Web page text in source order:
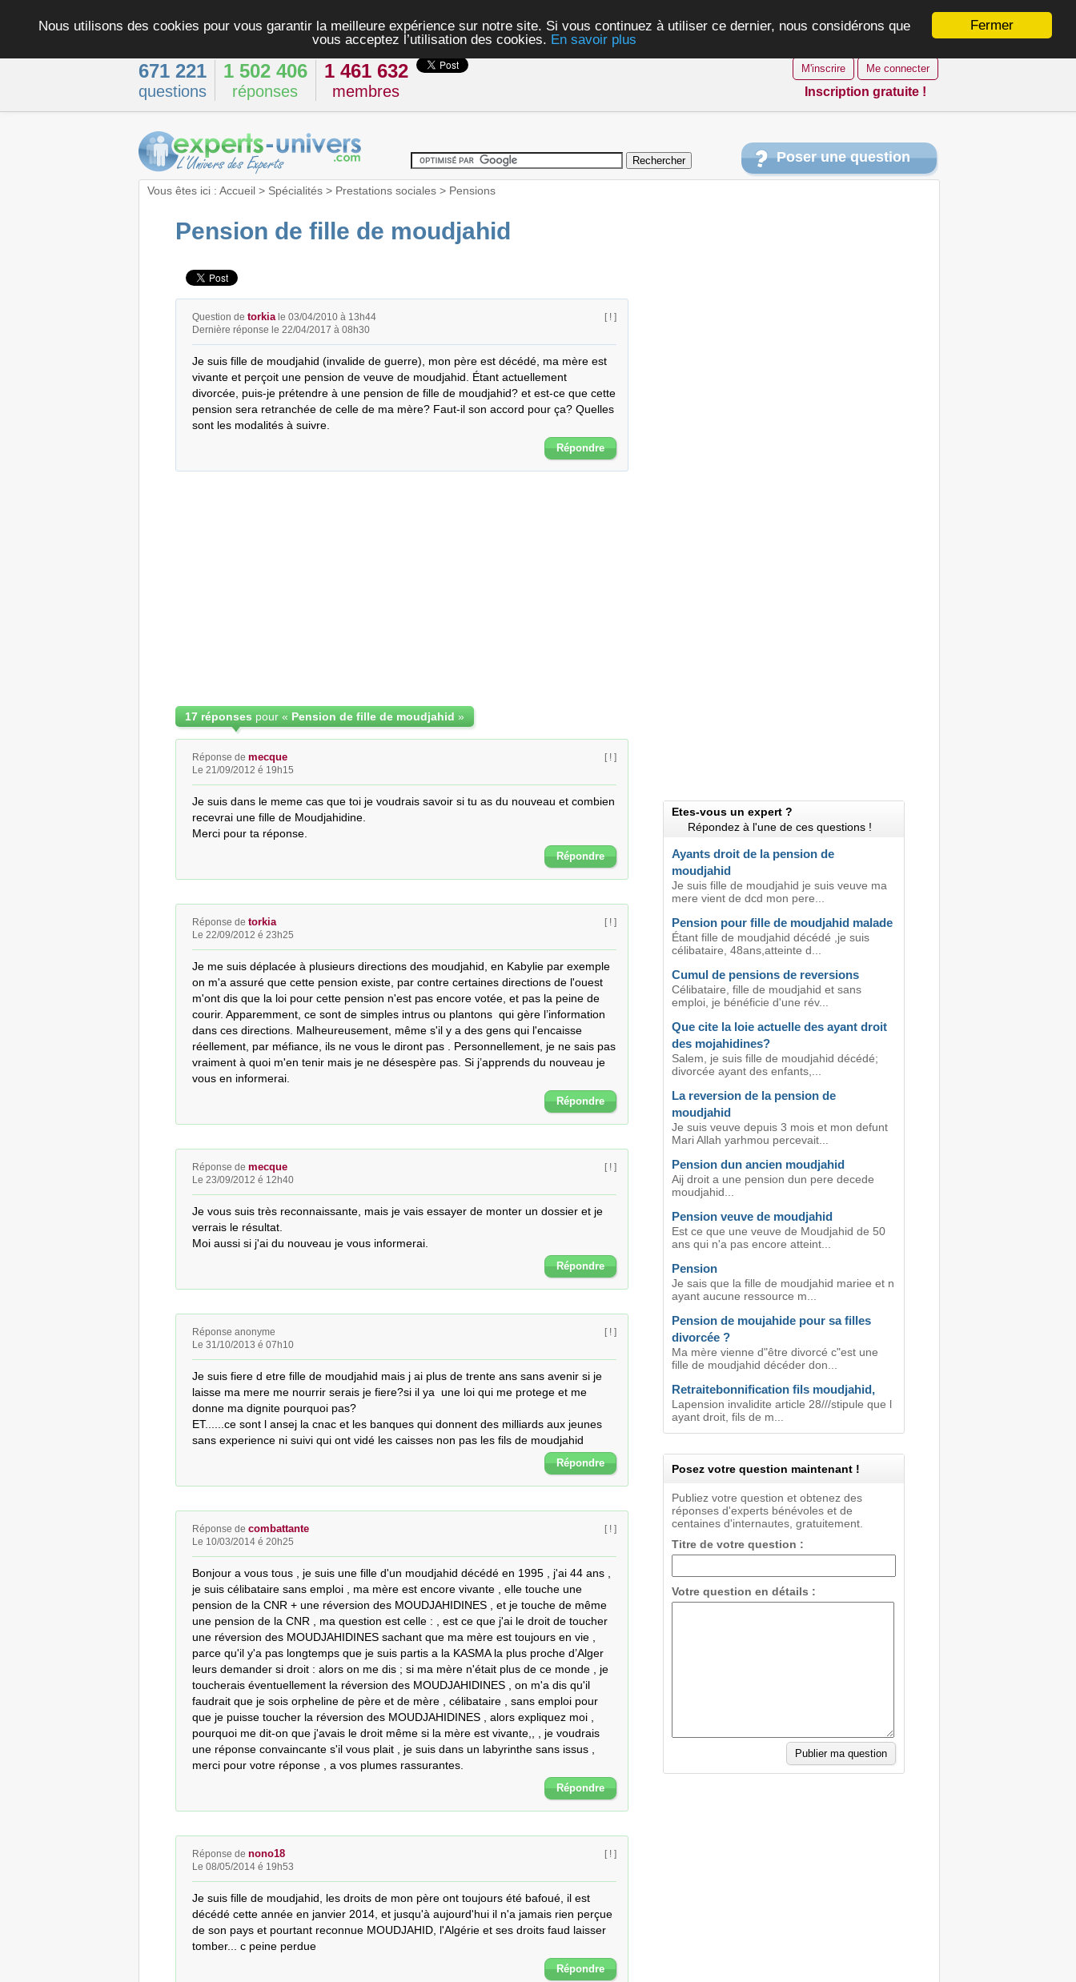
Fermer
Nous utilisons des cookies pour vous garantir la meilleure expérience sur notre site. Si vous continuez à utiliser ce dernier, nous considérons que
vous acceptez l’utilisation des cookies. En savoir plus
671 221
questions
1 502 406
réponses
1 461 632
membres
M'inscrire Me connecter
Inscription gratuite !
Poser une question
Vous êtes ici : Accueil> Spécialités> Prestations sociales> Pensions
Pension de fille de moudjahid
Question de torkiale 03/04/2010 à 13h44
Dernière réponse le 22/04/2017 à 08h30
[ ! ]
Je suis fille de moudjahid (invalide de guerre), mon père est décédé, ma mère est
vivante et perçoit une pension de veuve de moudjahid. Étant actuellement
divorcée, puis-je prétendre à une pension de fille de moudjahid? et est-ce que cette
pension sera retranchée de celle de ma mère? Faut-il son accord pour ça? Quelles
sont les modalités à suivre.
Répondre
17 réponses pour « Pension de fille de moudjahid »
Réponse de mecque
Le 21/09/2012 é 19h15
[ ! ]
Je suis dans le meme cas que toi je voudrais savoir si tu as du nouveau et combien
recevrai une fille de Moudjahidine.
Merci pour ta réponse.
Répondre
Réponse de torkia
Le 22/09/2012 é 23h25
[ ! ]
Je me suis déplacée à plusieurs directions des moudjahid, en Kabylie par exemple
on m'a assuré que cette pension existe, par contre certaines directions de l'ouest
m'ont dis que la loi pour cette pension n'est pas encore votée, et pas la peine de
courir. Apparemment, ce sont de simples intrus ou plantons  qui gère l’information
dans ces directions. Malheureusement, même s'il y a des gens qui l'encaisse
réellement, par méfiance, ils ne vous le diront pas . Personnellement, je ne sais pas
vraiment à quoi m'en tenir mais je ne désespère pas. Si j’apprends du nouveau je
vous en informerai.
Répondre
Réponse de mecque
Le 23/09/2012 é 12h40
[ ! ]
Je vous suis très reconnaissante, mais je vais essayer de monter un dossier et je
verrais le résultat.
Moi aussi si j'ai du nouveau je vous informerai.
Répondre
Réponse anonyme
Le 31/10/2013 é 07h10
[ ! ]
Je suis fiere d etre fille de moudjahid mais j ai plus de trente ans sans avenir si je
laisse ma mere me nourrir serais je fiere?si il ya  une loi qui me protege et me
donne ma dignite pourquoi pas?
ET......ce sont l ansej la cnac et les banques qui donnent des milliards aux jeunes
sans experience ni suivi qui ont vidé les caisses non pas les fils de moudjahid
Répondre
Réponse de combattante
Le 10/03/2014 é 20h25
[ ! ]
Bonjour a vous tous , je suis une fille d'un moudjahid décédé en 1995 , j'ai 44 ans ,
je suis célibataire sans emploi , ma mère est encore vivante , elle touche une
pension de la CNR + une réversion des MOUDJAHIDINES , et je touche de même
une pension de la CNR , ma question est celle : , est ce que j'ai le droit de toucher
une réversion des MOUDJAHIDINES sachant que ma mère est toujours en vie ,
parce qu'il y'a pas longtemps que je suis partis a la KASMA la plus proche d’Alger
leurs demander si droit : alors on me dis ; si ma mère n'était plus de ce monde , je
toucherais éventuellement la réversion des MOUDJAHIDINES , on m'a dis qu'il
faudrait que je sois orpheline de père et de mère , célibataire , sans emploi pour
que je puisse toucher la réversion des MOUDJAHIDINES , alors expliquez moi ,
pourquoi me dit-on que j'avais le droit même si la mère est vivante,, , je voudrais
une réponse convaincante s'il vous plait , je suis dans un labyrinthe sans issus ,
merci pour votre réponse , a vos plumes rassurantes.
Répondre
Réponse de nono18
Le 08/05/2014 é 19h53
[ ! ]
Je suis fille de moudjahid, les droits de mon père ont toujours été bafoué, il est
décédé cette année en janvier 2014, et jusqu'à aujourd'hui il n'a jamais rien perçue
de son pays et pourtant reconnue MOUDJAHID, l'Algérie et ses droits faud laisser
tomber... c peine perdue
Répondre
Etes-vous un expert ?
Répondez à l'une de ces questions !
Ayants droit de la pension de
moudjahid
Je suis fille de moudjahid je suis veuve ma
mere vient de dcd mon pere...
Pension pour fille de moudjahid malade
Étant fille de moudjahid décédé ,je suis
célibataire, 48ans,atteinte d...
Cumul de pensions de reversions
Célibataire, fille de moudjahid et sans
emploi, je bénéficie d'une rév...
Que cite la loie actuelle des ayant droit
des mojahidines?
Salem, je suis fille de moudjahid décédé;
divorcée ayant des enfants,...
La reversion de la pension de
moudjahid
Je suis veuve depuis 3 mois et mon defunt
Mari Allah yarhmou percevait...
Pension dun ancien moudjahid
Aij droit a une pension dun pere decede
moudjahid...
Pension veuve de moudjahid
Est ce que une veuve de Moudjahid de 50
ans qui n'a pas encore atteint...
Pension
Je sais que la fille de moudjahid mariee et n
ayant aucune ressource m...
Pension de moujahide pour sa filles
divorcée ?
Ma mère vienne d"être divorcé c"est une
fille de moudjahid décéder don...
Retraitebonnification fils moudjahid,
Lapension invalidite article 28///stipule que l
ayant droit, fils de m...
Posez votre question maintenant !
Publiez votre question et obtenez des
réponses d'experts bénévoles et de
centaines d'internautes, gratuitement.
Titre de votre question :
Votre question en détails :